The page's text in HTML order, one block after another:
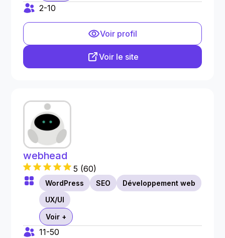
2-10
Voir profil
Voir le site
webhead
5 (60)
WordPress SEO
Développement web
UX/UI
Voir +
11-50